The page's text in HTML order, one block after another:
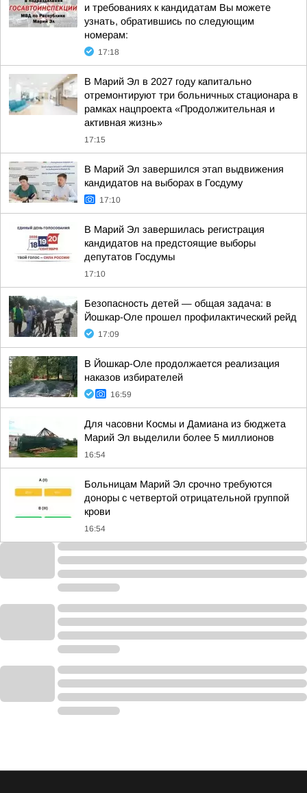
и требованиях к кандидатам Вы можете
узнать, обратившись по следующим
номерам:
17:18
В Марий Эл в 2027 году капитально
отремонтируют три больничных стационара в
рамках нацпроекта «Продолжительная и
активная жизнь»
17:15
В Марий Эл завершился этап выдвижения
кандидатов на выборах в Госдуму
17:10
В Марий Эл завершилась регистрация
кандидатов на предстоящие выборы
депутатов Госдумы
17:10
Безопасность детей — общая задача: в
Йошкар-Оле прошел профилактический рейд
17:09
В Йошкар-Оле продолжается реализация
наказов избирателей
16:59
Для часовни Космы и Дамиана из бюджета
Марий Эл выделили более 5 миллионов
16:54
Больницам Марий Эл срочно требуются
доноры с четвертой отрицательной группой
крови
16:54